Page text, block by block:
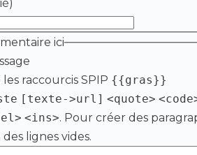
ici
raccourcis SPIP {{gras}}
[texte->url] <quote>
<ins>. Pour créer des
lignes vides.